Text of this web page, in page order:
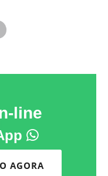
line
AGORA